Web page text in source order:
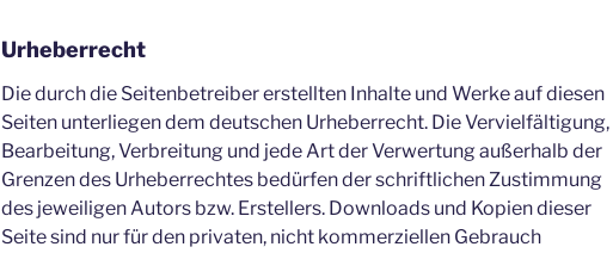
Urheberrecht
Die durch die Seitenbetreiber erstellten Inhalte und Werke auf diesen
Seiten unterliegen dem deutschen Urheberrecht. Die Vervielfältigung,
Bearbeitung, Verbreitung und jede Art der Verwertung außerhalb der
Grenzen des Urheberrechtes bedürfen der schriftlichen Zustimmung
des jeweiligen Autors bzw. Erstellers. Downloads und Kopien dieser
Seite sind nur für den privaten, nicht kommerziellen Gebrauch